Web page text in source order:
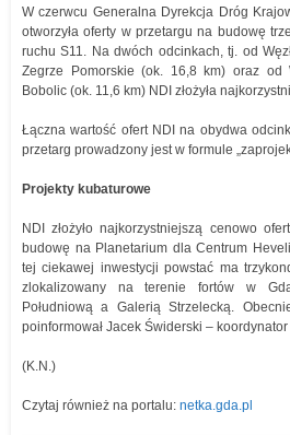
W czerwcu Generalna Dyrekcja Dróg
otworzyła oferty w przetargu na budowę
ruchu S11. Na dwóch odcinkach, tj. od
Zegrze Pomorskie (ok. 16,8 km) oraz od
Bobolic (ok. 11,6 km) NDI złożyła
Łączna wartość ofert NDI na obydwa
przetarg prowadzony jest w formule
Projekty kubaturowe
NDI złożyło najkorzystniejszą cenowo
budowę na Planetarium dla Centrum
tej ciekawej inwestycji powstać ma
zlokalizowany na terenie fortów w
Południową a Galerią Strzelecką.
poinformował Jacek Świderski –
(K.N.)
Czytaj również na portalu: netka.gda.pl